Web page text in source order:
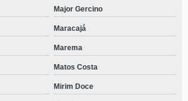
Major Gercino
Maracajá
Marema
Matos Costa
Mirim Doce